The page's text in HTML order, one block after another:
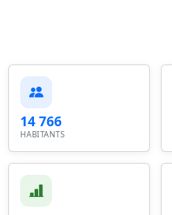
14 766
HABITANTS